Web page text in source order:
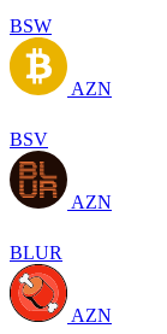
BSW
AZN
BSV
AZN
BLUR
AZN